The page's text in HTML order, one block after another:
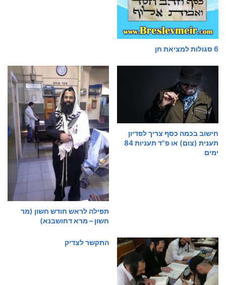
6 סגולות למציאת חן
חישוב בכמה כסף צריך לפדיון
תענית (צום) או פ"ד תעניות 84
ימים
תפילה לראש חודש חשון (מר
חשון – מרא דחושבנא)
התקשר לצדיק